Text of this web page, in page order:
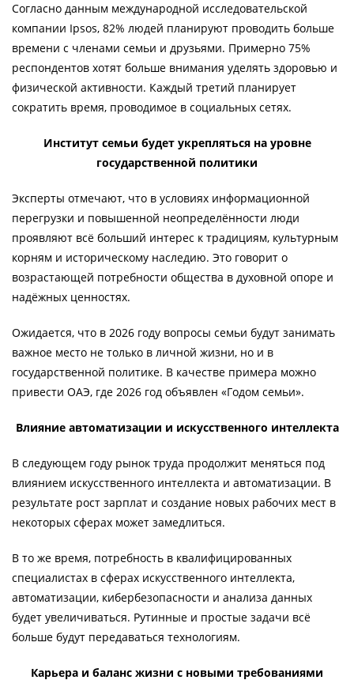
Согласно данным международной исследовательской
компании Ipsos, 82% людей планируют проводить больше
времени с членами семьи и друзьями. Примерно 75%
респондентов хотят больше внимания уделять здоровью и
физической активности. Каждый третий планирует
сократить время, проводимое в социальных сетях.
Институт семьи будет укрепляться на уровне
государственной политики
Эксперты отмечают, что в условиях информационной
перегрузки и повышенной неопределённости люди
проявляют всё больший интерес к традициям, культурным
корням и историческому наследию. Это говорит о
возрастающей потребности общества в духовной опоре и
надёжных ценностях.
Ожидается, что в 2026 году вопросы семьи будут занимать
важное место не только в личной жизни, но и в
государственной политике. В качестве примера можно
привести ОАЭ, где 2026 год объявлен «Годом семьи».
Влияние автоматизации и искусственного интеллекта
В следующем году рынок труда продолжит меняться под
влиянием искусственного интеллекта и автоматизации. В
результате рост зарплат и создание новых рабочих мест в
некоторых сферах может замедлиться.
В то же время, потребность в квалифицированных
специалистах в сферах искусственного интеллекта,
автоматизации, кибербезопасности и анализа данных
будет увеличиваться. Рутинные и простые задачи всё
больше будут передаваться технологиям.
Карьера и баланс жизни с новыми требованиями